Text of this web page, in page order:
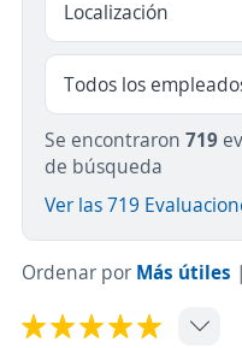
Se encontraron 719
de búsqueda
Ver las 719
Ordenar por Más útiles |